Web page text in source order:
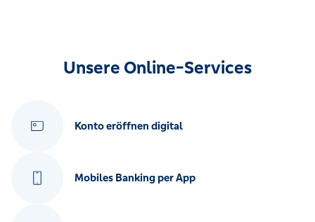
Unsere Online-Services
Konto eröffnen digital
Mobiles Banking per App